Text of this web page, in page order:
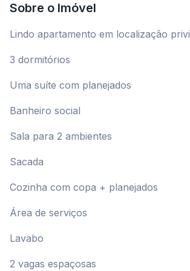
Sobre o Imóvel
Lindo apartamento em localização
3 dormitórios
Uma suíte com planejados
Banheiro social
Sala para 2 ambientes
Sacada
Cozinha com copa + planejados
Área de serviços
Lavabo
2 vagas espaçosas